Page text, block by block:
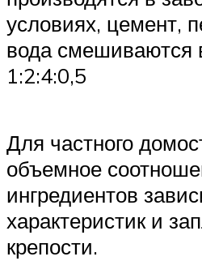
условиях, цемент,
вода смешиваются
1:2:4:0,5
Для частного
объемное
ингредиентов
характеристик и
крепости.